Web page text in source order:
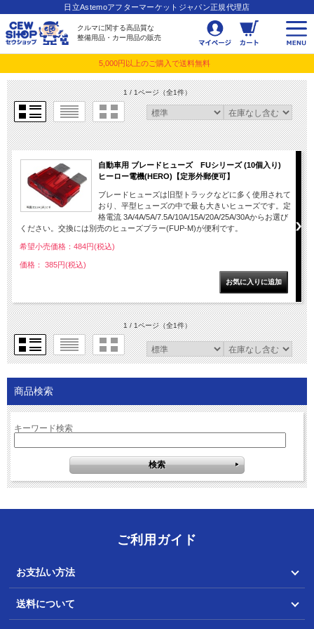
日立Astemoアフターマーケットジャパン正規代理店
クルマに関する高品質な
整備用品・カー用品の販売
5,000円以上のご購入で送料無料
1 / 1ページ（全1件）
自動車用 ブレードヒューズ FUシリーズ (10個入り)
ヒーロー電機(HERO)【定形外郵便可】
ブレードヒューズは旧型トラックなどに多く使用されて
おり、平型ヒューズの中で最も大きいヒューズです。定
格電流 3A/4A/5A/7.5A/10A/15A/20A/25A/30Aからお選び
ください。交換には別売のヒューズブラー(FUP-M)が便利です。
希望小売価格：484円(税込)
価格： 385円(税込)
1 / 1ページ（全1件）
商品検索
キーワード検索
ご利用ガイド
お支払い方法
送料について